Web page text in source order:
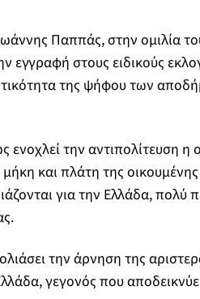
Παππάς, στην ομιλία
εγγραφή στους ειδικούς
της ψήφου των
την αντιπολίτευση η
και πλάτη της
για την Ελλάδα, πολύ
την άρνηση της
γεγονός που